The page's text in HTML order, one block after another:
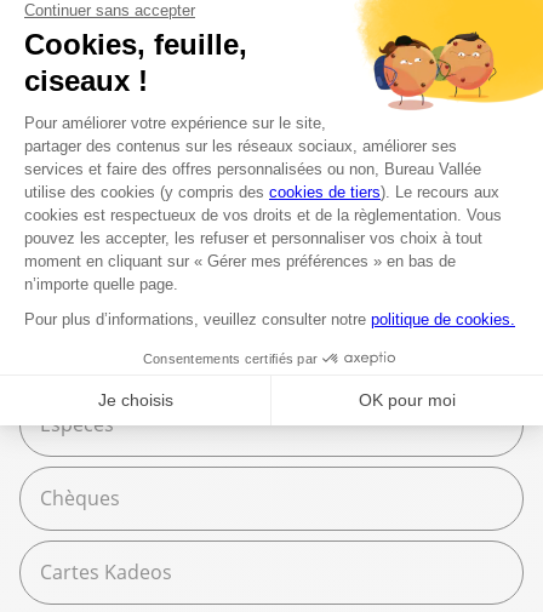
Beaux Arts
Espace services
Fournitures scolaires
Moyens de paiement
Carte American Express
Espèces
Chèques
Cartes Kadeos